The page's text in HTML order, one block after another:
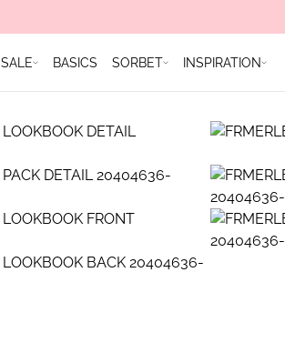
SALE BASICS SORBET INSPIRATION